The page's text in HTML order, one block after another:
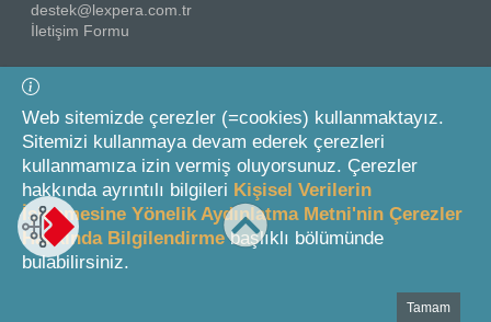
destek@lexpera.com.tr
İletişim Formu
Bizi Takip Edin
© 2026 On İki Levha Yayıncılık A.Ş.
Web sitemizde çerezler (=cookies) kullanmaktayız.
Sitemizi kullanmaya devam ederek çerezleri
kullanmamıza izin vermiş oluyorsunuz. Çerezler
hakkında ayrıntılı bilgileri Kişisel Verilerin
İşlenmesine Yönelik Aydınlatma Metni'nin Çerezler
Hakkında Bilgilendirmebaşlıklı bölümünde
bulabilirsiniz.
Tamam